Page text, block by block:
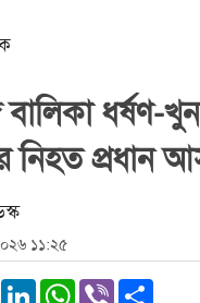
বালিকা ধর্ষণ-
নিহত প্রধান
১১:২৫
TwitterLinkedInWhatsApp
Viber